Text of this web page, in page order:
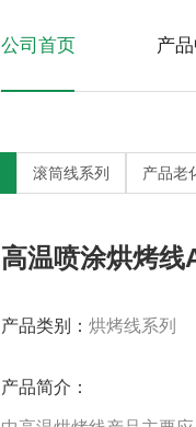
公司首页 产
非标自动化 >
滚筒线系列
滚筒线系列 产品老
高温喷涂烘烤线
产品类别： 烘烤线系列
产品简介：